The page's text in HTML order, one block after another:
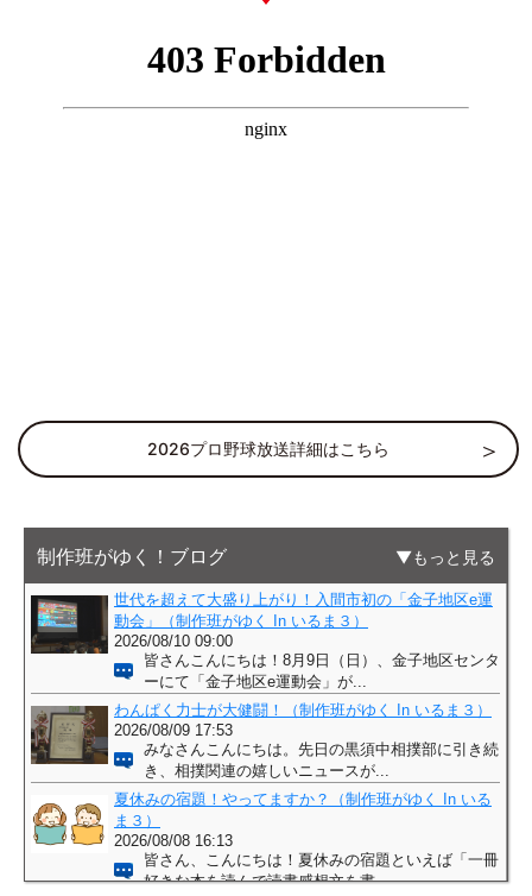
2026プロ野球放送詳細はこちら
制作班がゆく！ブログ もっと見る